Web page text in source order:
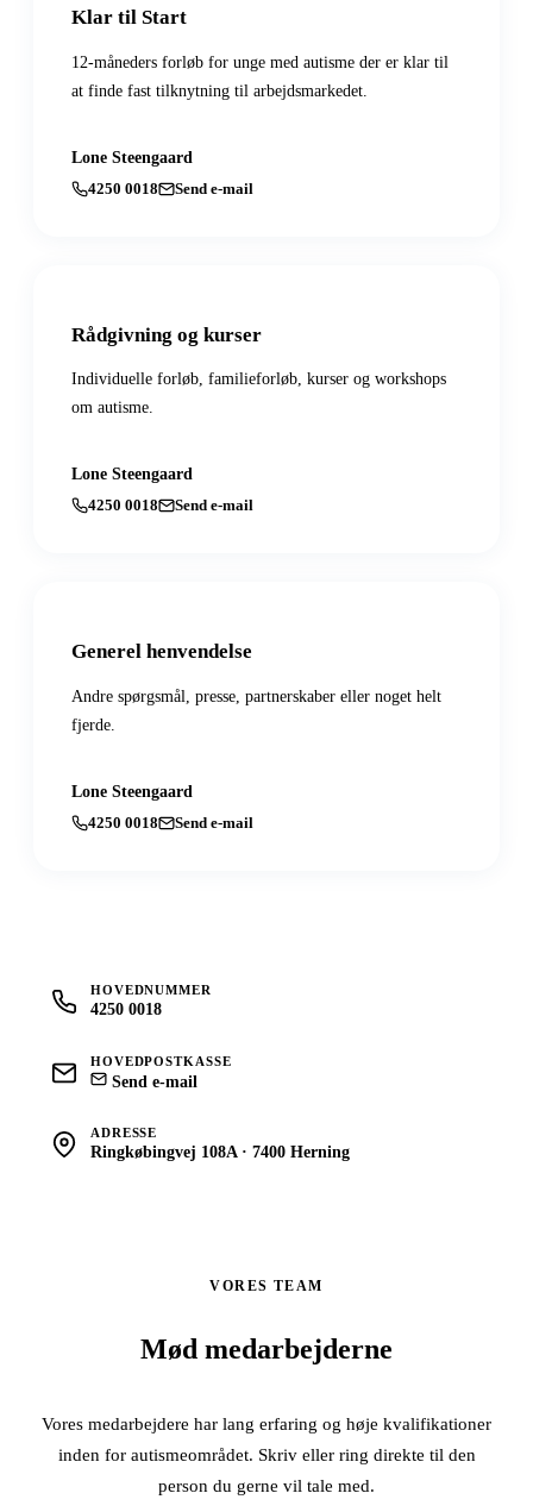
Klar til Start
12-måneders forløb for unge med autisme der er klar til
at finde fast tilknytning til arbejdsmarkedet.
Lone Steengaard
4250 0018 Send e-mail
Rådgivning og kurser
Individuelle forløb, familieforløb, kurser og workshops
om autisme.
Lone Steengaard
4250 0018 Send e-mail
Generel henvendelse
Andre spørgsmål, presse, partnerskaber eller noget helt
fjerde.
Lone Steengaard
4250 0018 Send e-mail
HOVEDNUMMER
4250 0018
HOVEDPOSTKASSE
Send e-mail
ADRESSE
Ringkøbingvej 108A · 7400 Herning
VORES TEAM
Mød medarbejderne
Vores medarbejdere har lang erfaring og høje kvalifikationer
inden for autismeområdet. Skriv eller ring direkte til den
person du gerne vil tale med.